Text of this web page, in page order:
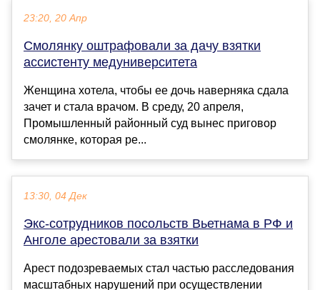
23:20, 20 Апр
Смолянку оштрафовали за дачу взятки
ассистенту медуниверситета
Женщина хотела, чтобы ее дочь наверняка сдала
зачет и стала врачом. В среду, 20 апреля,
Промышленный районный суд вынес приговор
смолянке, которая ре...
13:30, 04 Дек
Экс-сотрудников посольств Вьетнама в РФ и
Анголе арестовали за взятки
Арест подозреваемых стал частью расследования
масштабных нарушений при осуществлении